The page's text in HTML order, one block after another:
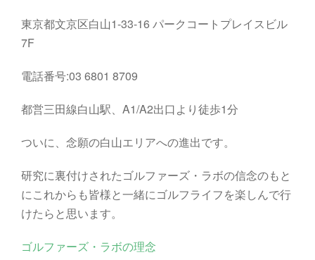
東京都文京区白山1-33-16 パークコートプレイスビル
7F
電話番号:03 6801 8709
都営三田線白山駅、A1/A2出口より徒歩1分
ついに、念願の白山エリアへの進出です。
研究に裏付けされたゴルファーズ・ラボの信念のもと
にこれからも皆様と一緒にゴルフライフを楽しんで行
けたらと思います。
ゴルファーズ・ラボの理念